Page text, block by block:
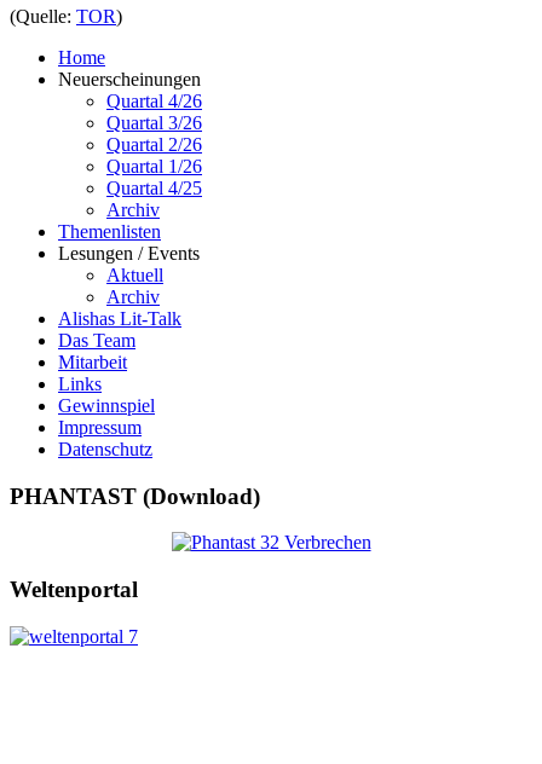
(Quelle: TOR)
Home
Neuerscheinungen
Quartal 4/26
Quartal 3/26
Quartal 2/26
Quartal 1/26
Quartal 4/25
Archiv
Themenlisten
Lesungen / Events
Aktuell
Archiv
Alishas Lit-Talk
Das Team
Mitarbeit
Links
Gewinnspiel
Impressum
Datenschutz
PHANTAST (Download)
Weltenportal